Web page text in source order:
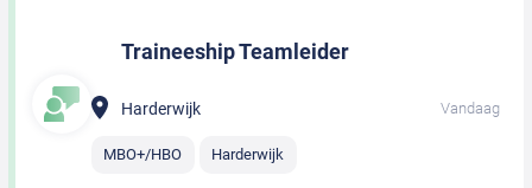
Traineeship Teamleider
Harderwijk Vandaag
MBO+/HBO Harderwijk